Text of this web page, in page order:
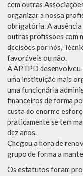
com outras
organizar a nossa
obrigatória. A
outras profissões com
decisões por nós,
favoráveis ou não.
A APTPD
uma instituição mais
uma funcionária
financeiros de forma
custa do enorme
praticamente se tem
dez anos.
Chegou a hora de
grupo de forma a
Os estatutos foram